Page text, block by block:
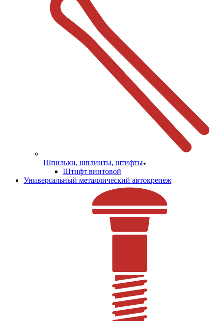
Шпильки, шплинты, штифты
Штифт винтовой
Универсальный металлический автокрепеж